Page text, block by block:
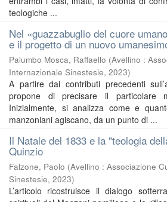
teologiche ...
Nel «guazzabuglio del cuore
e il progetto di un nuovo
Palumbo Mosca, Raffaello (Avellino :
Internazionale Sinestesie, 2023)
A partire dai contributi precedenti
propone di precisare il particolare
Inizialmente, si analizza come e
manzoniani agiscano, da un punto di ...
Il Natale del 1833 e la "teologia
Quinzio
Falzone, Paolo (Avellino : Associazione
Sinestesie, 2023)
L’articolo ricostruisce il dialogo